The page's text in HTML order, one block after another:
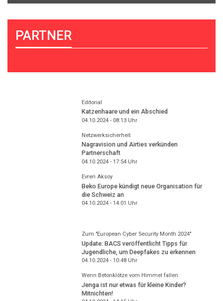
PARTNER
Editorial
Katzenhaare und ein Abschied
04.10.2024 - 08:13Uhr
Netzwerksicherheit
Nagravision und Airties verkünden
Partnerschaft
04.10.2024 - 17:54Uhr
Evren Aksoy
Beko Europe kündigt neue Organisation für
die Schweiz an
04.10.2024 - 14:01 Uhr
Zum "European Cyber Security Month 2024"
Update: BACS veröffentlicht Tipps für
Jugendliche, um Deepfakes zu erkennen
04.10.2024 - 10:48Uhr
Wenn Betonklötze vom Himmel fallen
Jenga ist nur etwas für kleine Kinder?
Mitnichten!